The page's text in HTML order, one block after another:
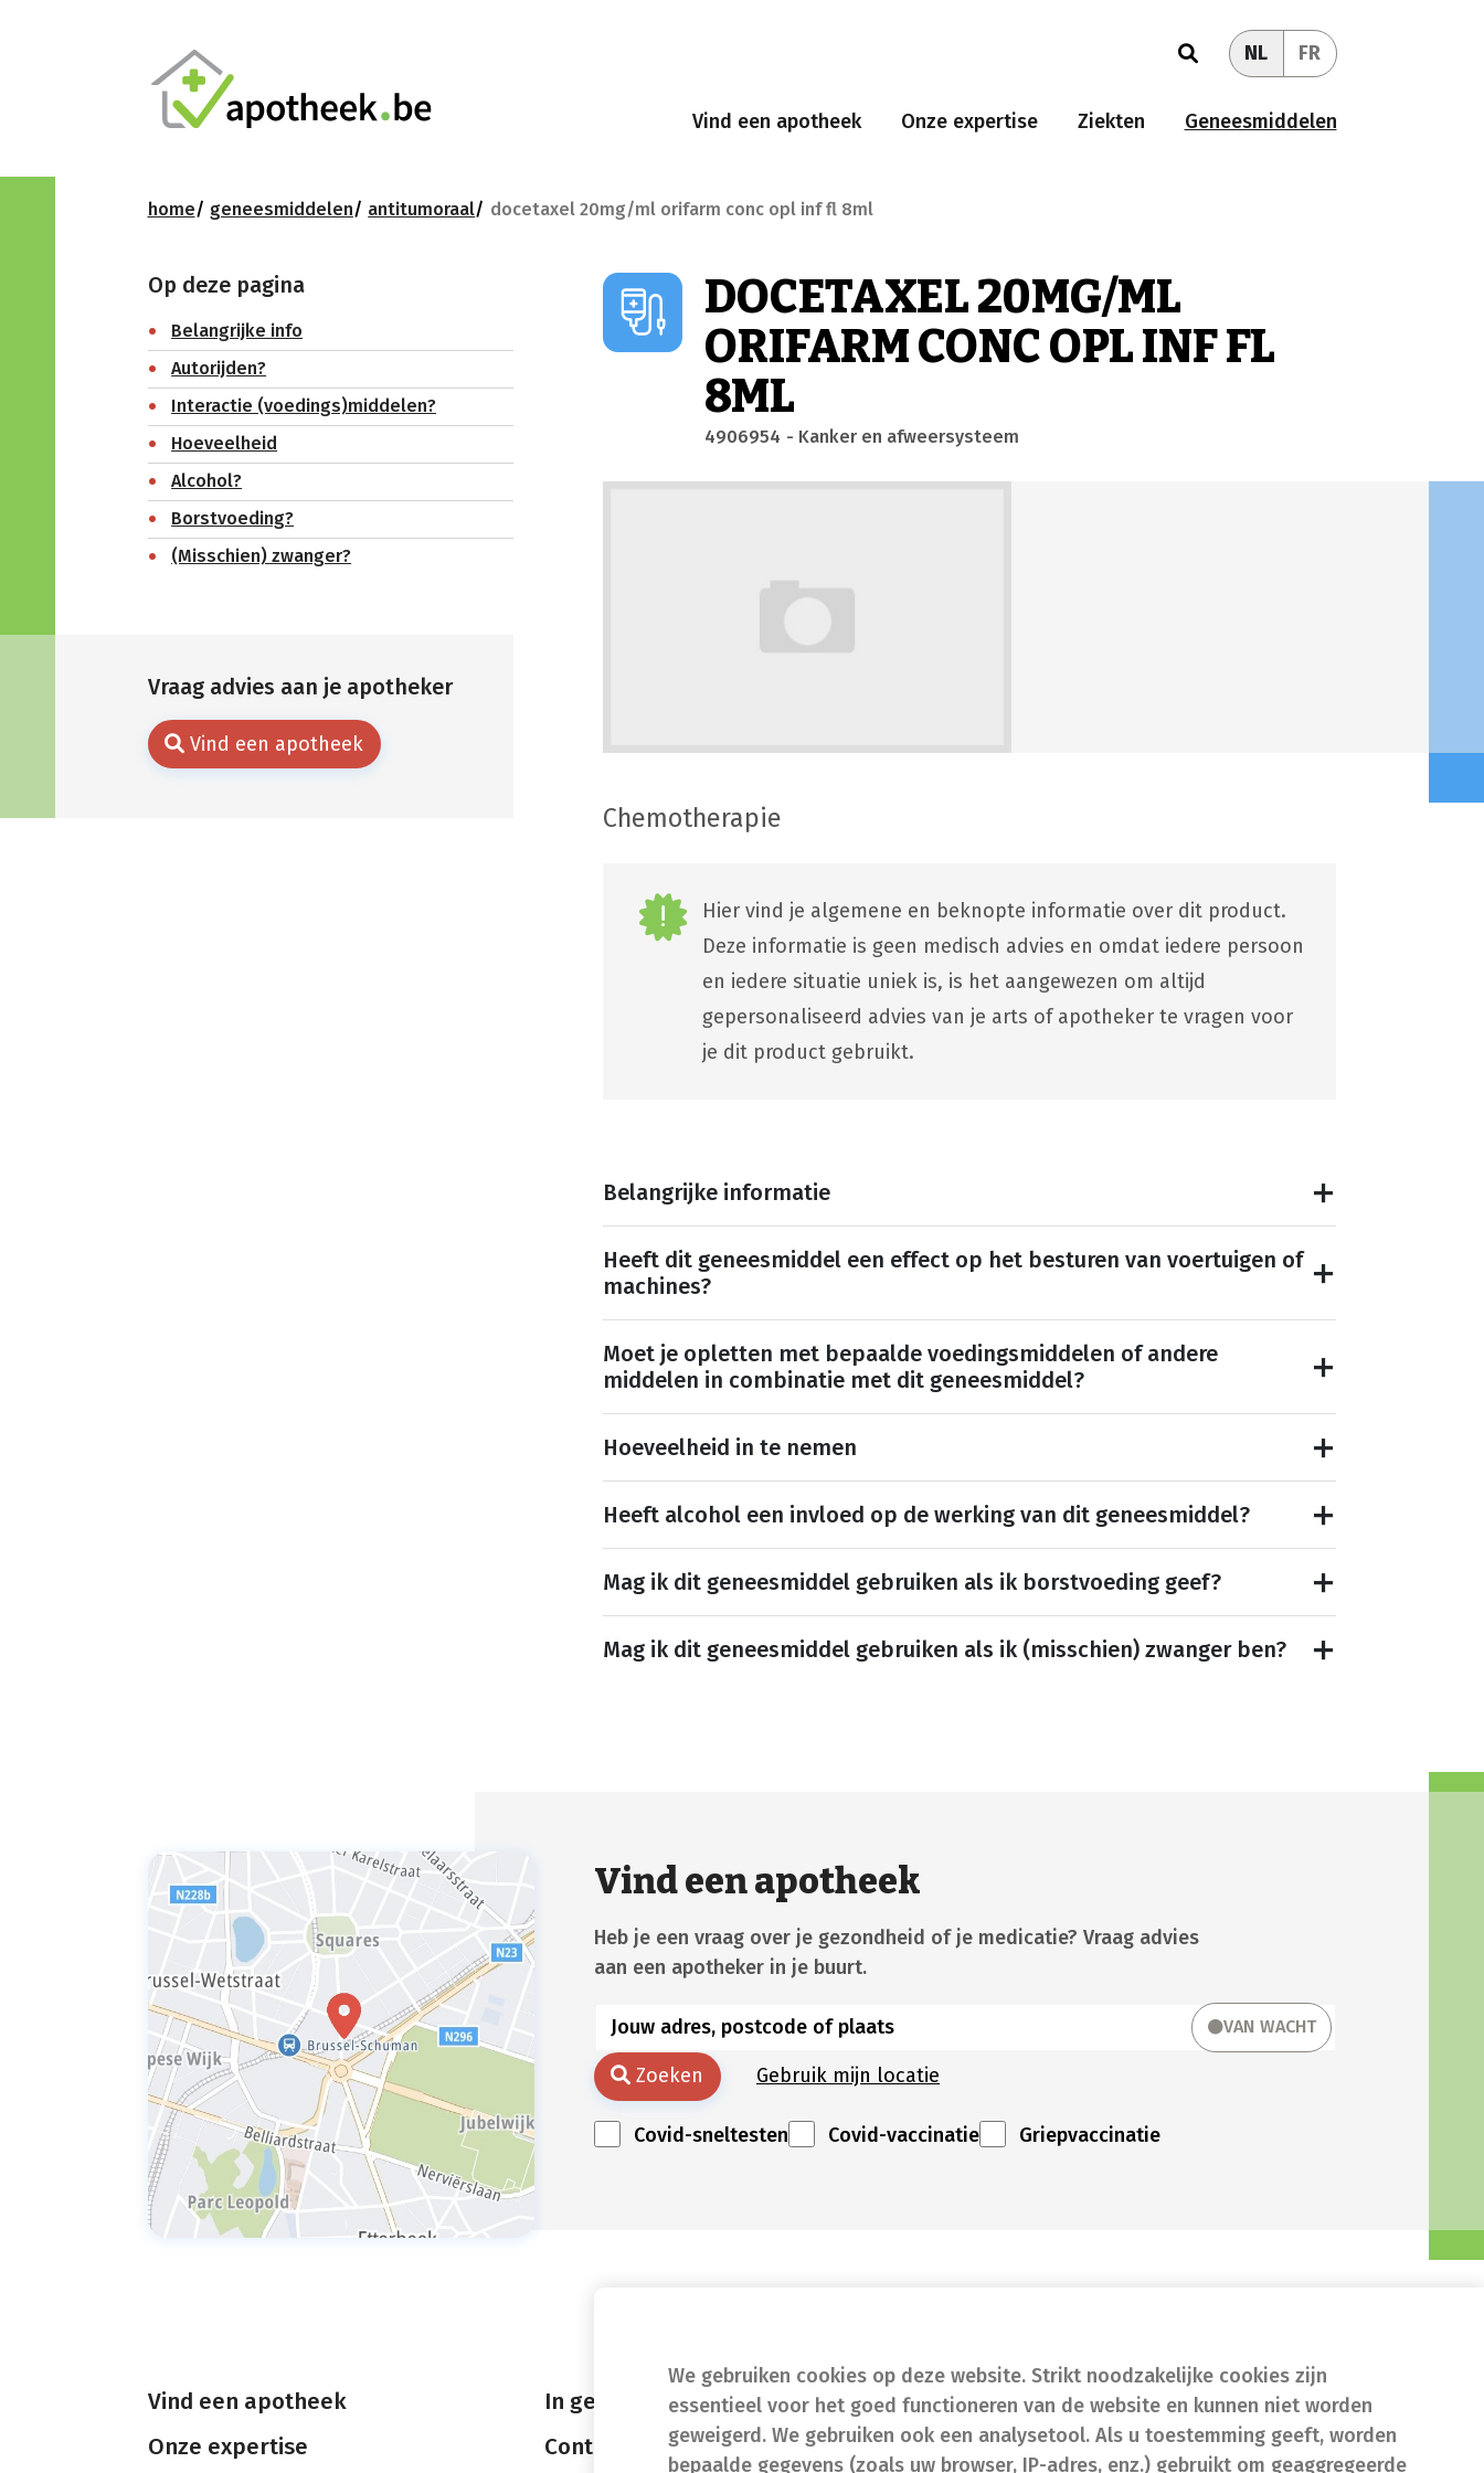
We gebruiken cookies op deze website. Strikt noodzakelijke cookies zijn
essentieel voor het goed functioneren van de website en kunnen niet worden
geweigerd. We gebruiken ook een analysetool. Als u toestemming geeft, worden
bepaalde gegevens (zoals uw browser, IP-adres, enz.) gebruikt om geaggregeerde
NL FR
Vind een apotheek Onze expertise Ziekten Geneesmiddelen
home geneesmiddelen antitumoraal docetaxel 20mg/ml orifarm conc opl inf fl 8ml
Vraag advies aan je apotheker
Vind een apotheek
Op deze pagina
Belangrijke info
Autorijden?
Interactie (voedings)middelen?
Hoeveelheid
Alcohol?
Borstvoeding?
(Misschien) zwanger?
DOCETAXEL 20MG/ML
ORIFARM CONC OPL INF FL
8ML
4906954 - Kanker en afweersysteem
Chemotherapie
Hier vind je algemene en beknopte informatie over dit product.
Deze informatie is geen medisch advies en omdat iedere persoon
en iedere situatie uniek is, is het aangewezen om altijd
gepersonaliseerd advies van je arts of apotheker te vragen voor
je dit product gebruikt.
Belangrijke informatie
Heeft dit geneesmiddel een effect op het besturen van voertuigen of
machines?
Moet je opletten met bepaalde voedingsmiddelen of andere
middelen in combinatie met dit geneesmiddel?
Hoeveelheid in te nemen
Heeft alcohol een invloed op de werking van dit geneesmiddel?
Mag ik dit geneesmiddel gebruiken als ik borstvoeding geef?
Mag ik dit geneesmiddel gebruiken als ik (misschien) zwanger ben?
Vind een apotheek
Heb je een vraag over je gezondheid of je medicatie? Vraag advies
aan een apotheker in je buurt.
VAN WACHT
Zoeken Gebruik mijn locatie
Covid-sneltesten Covid-vaccinatie Griepvaccinatie
Vind een apotheek
Onze expertise
In geval van nood
Contact